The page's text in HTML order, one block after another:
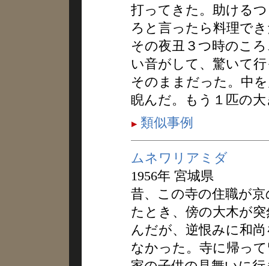
打ってきた。助ける
ろと言ったら料理で
その夜丑３つ時のこ
い音がして、驚いて
そのままだった。中
睨んだ。もう１匹の
類似事例
ムネワリアミダ
1956年 宮城県
昔、この寺の住職が
たとき、傍の大木が
んだが、逆恨みに和
なかった。寺に帰っ